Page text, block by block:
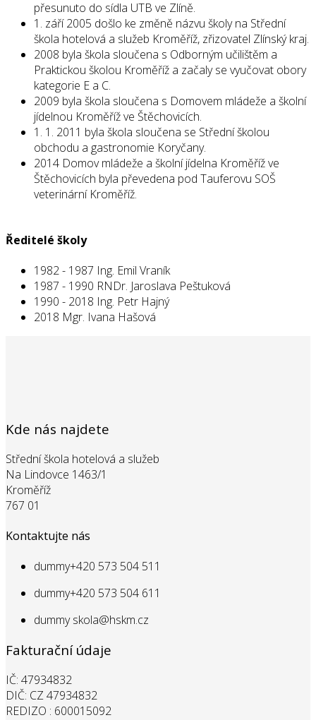
přesunuto do sídla UTB ve Zlíně.
1. září 2005 došlo ke změně názvu školy na Střední
škola hotelová a služeb Kroměříž, zřizovatel Zlínský kraj.
2008 byla škola sloučena s Odborným učilištěm a
Praktickou školou Kroměříž a začaly se vyučovat obory
kategorie E a C.
2009 byla škola sloučena s Domovem mládeže a školní
jídelnou Kroměříž ve Štěchovicích.
1. 1. 2011 byla škola sloučena se Střední školou
obchodu a gastronomie Koryčany.
2014 Domov mládeže a školní jídelna Kroměříž ve
Štěchovicích byla převedena pod Tauferovu SOŠ
veterinární Kroměříž.
Ředitelé školy
1982 - 1987 Ing. Emil Vraník
1987 - 1990 RNDr. Jaroslava Peštuková
1990 - 2018 Ing. Petr Hajný
2018 Mgr. Ivana Hašová
Kde nás najdete
Střední škola hotelová a služeb
Na Lindovce 1463/1
Kroměříž
767 01
Kontaktujte nás
dummy+420 573 504 511
dummy+420 573 504 611
dummyskola@hskm.cz
Fakturační údaje
IČ: 47934832
DIČ: CZ 47934832
REDIZO : 600015092